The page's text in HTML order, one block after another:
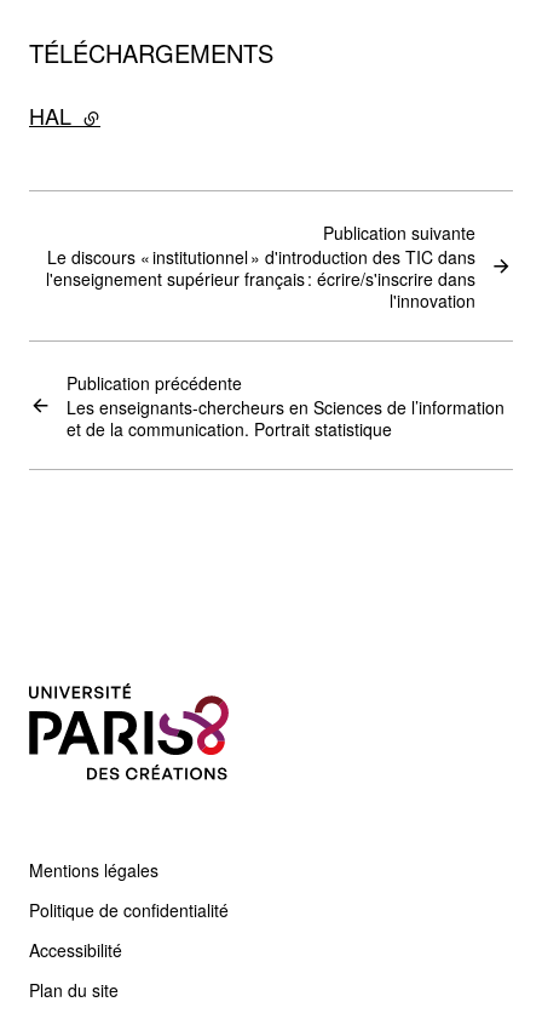
TÉLÉCHARGEMENTS
HAL - lien externe
Publication précédente
Les enseignants-chercheurs en Sciences de l’information
et de la communication. Portrait statistique
Publication suivante
Le discours « institutionnel » d'introduction des TIC dans
l'enseignement supérieur français : écrire/s'inscrire dans
l'innovation
Mentions légales
Politique de confidentialité
Accessibilité
Plan du site